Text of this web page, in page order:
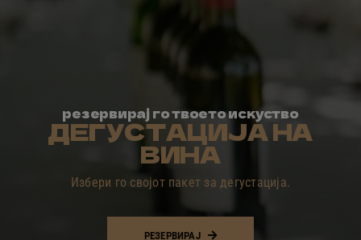
резервирај го твоето искуство
ДЕГУСТАЦИЈА НА
ВИНА
Избери го својот пакет за дегустација.
РЕЗЕРВИРАЈ